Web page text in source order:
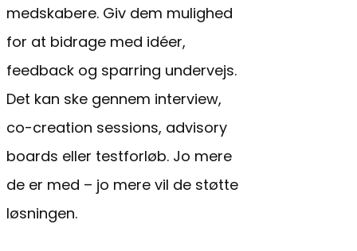
medskabere. Giv dem mulighed
for at bidrage med idéer,
feedback og sparring undervejs.
Det kan ske gennem interview,
co-creation sessions, advisory
boards eller testforløb. Jo mere
de er med – jo mere vil de støtte
løsningen.